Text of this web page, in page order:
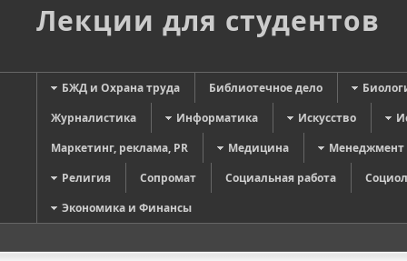
Лекции для студентов
БЖД и Охрана труда Библиотечное дело
Журналистика
Информатика Искусство
Маркетинг, реклама, PR
Медицина
Менеджмент
Религия
Сопромат Социальная работа
Экономика и Финансы